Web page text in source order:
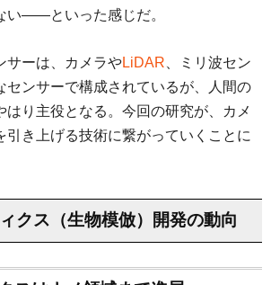
い――といった感じだ。
サーは、カメラやLiDAR 、ミリ波セン
センサーで構成されているが、人間の
はり主役となる。今回の研究が、カメ
引き上げる技術に繋がっていくことに
クス（生物模倣）開発の動向